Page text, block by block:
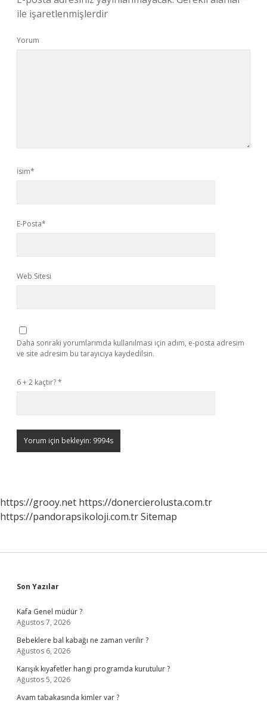
ile işaretlenmişlerdir
Yorum
İsim*
E-Posta*
Web Sitesi
Daha sonraki yorumlarımda kullanılması için adım, e-posta adresim
ve site adresim bu tarayıcıya kaydedilsin.
6 + 2 kaçtır?*
https://grooy.net https://donercierolusta.com.tr
https://pandorapsikoloji.com.trSitemap
Sidebar
Son Yazılar
Kafa Genel müdür ?
Ağustos 7, 2026
Bebeklere bal kabağı ne zaman verilir ?
Ağustos 6, 2026
Karışık kıyafetler hangi programda kurutulur ?
Ağustos 5, 2026
Avam tabakasında kimler var ?